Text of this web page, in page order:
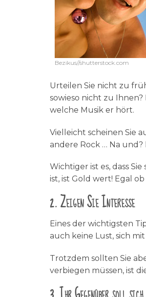
Bezikus//shutterstock.com
Urteilen Sie nicht zu
sowieso nicht zu
welche Musik er hört.
Vielleicht scheinen Sie
andere Rock … Na und?
Wichtiger ist es, dass Sie
ist, ist Gold wert! Egal
2. Zeigen Sie Interesse
Eines der wichtigsten
auch keine Lust, sich
Trotzdem sollten Sie
verbiegen müssen, ist